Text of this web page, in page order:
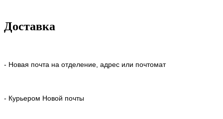
Доставка
- Новая почта на отделение, адрес или почтомат
- Курьером Новой почты